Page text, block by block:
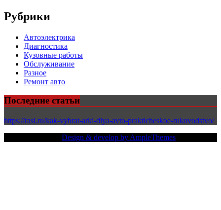
Рубрики
Автоэлектрика
Диагностика
Кузовные работы
Обслуживание
Разное
Ремонт авто
Последние статьи
https://rasi.ru/kak-vybrat-arki-dlya-avto-prakticheskoe-rukovodstvo/
Design & develop by AmpleThemes